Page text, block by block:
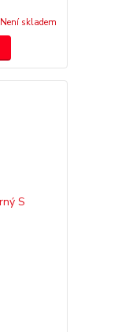
Není skladem